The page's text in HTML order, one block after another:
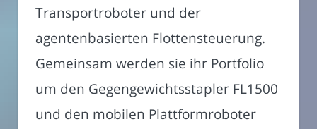
Transportroboter und der
agentenbasierten Flottensteuerung.
Gemeinsam werden sie ihr Portfolio
um den Gegengewichtsstapler FL1500
und den mobilen Plattformroboter